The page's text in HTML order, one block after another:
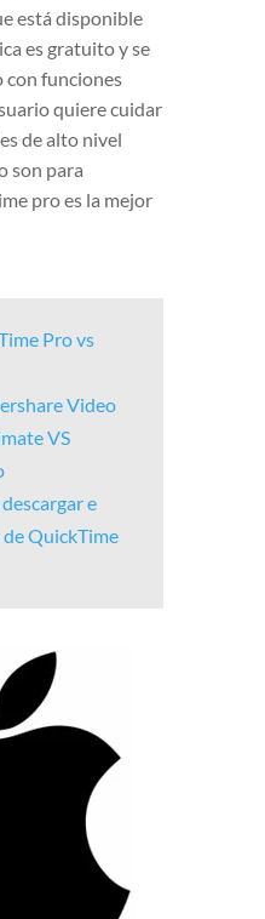
está disponible
es gratuito y se
con funciones
quiere cuidar
de alto nivel
son para
pro es la mejor
Pro vs
Video
VS
e
QuickTime